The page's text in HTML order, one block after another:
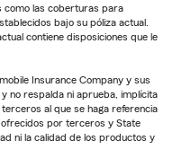
como las coberturas para
bajo su póliza actual.
contiene disposiciones que le
Insurance Company y sus
no respalda ni aprueba, implícita
al que se haga referencia
por terceros y State
ni la calidad de los productos y